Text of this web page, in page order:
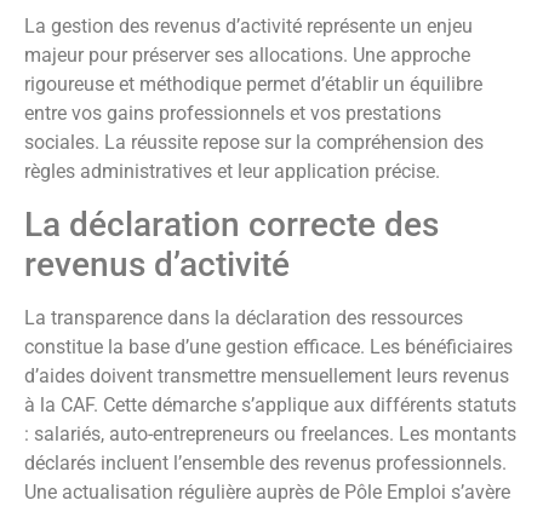
La gestion des revenus d’activité représente un enjeu
majeur pour préserver ses allocations. Une approche
rigoureuse et méthodique permet d’établir un équilibre
entre vos gains professionnels et vos prestations
sociales. La réussite repose sur la compréhension des
règles administratives et leur application précise.
La déclaration correcte des
revenus d’activité
La transparence dans la déclaration des ressources
constitue la base d’une gestion efficace. Les bénéficiaires
d’aides doivent transmettre mensuellement leurs revenus
à la CAF. Cette démarche s’applique aux différents statuts
: salariés, auto-entrepreneurs ou freelances. Les montants
déclarés incluent l’ensemble des revenus professionnels.
Une actualisation régulière auprès de Pôle Emploi s’avère